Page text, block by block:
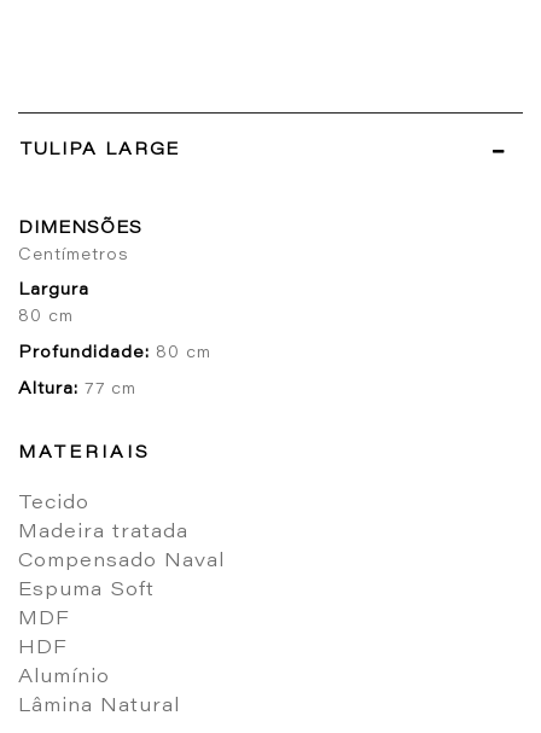
TULIPA LARGE
DIMENSÕES
Centímetros
Largura
80 cm
Profundidade: 80 cm
Altura: 77 cm
MATERIAIS
Tecido
Madeira tratada
Compensado Naval
Espuma Soft
MDF
HDF
Alumínio
Lâmina Natural